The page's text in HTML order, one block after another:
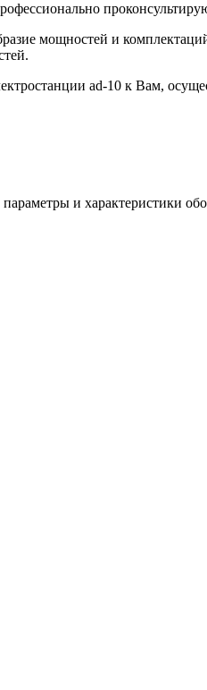
мощностей и
ad-10 к Вам,
и характеристики